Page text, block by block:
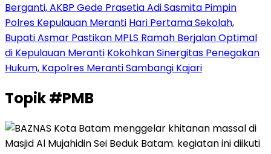
Berganti, AKBP Gede Prasetia Adi Sasmita Pimpin
Polres Kepulauan Meranti Hari Pertama Sekolah,
Bupati Asmar Pastikan MPLS Ramah Berjalan Optimal
di Kepulauan Meranti Kokohkan Sinergitas Penegakan
Hukum, Kapolres Meranti Sambangi Kajari
Topik#PMB